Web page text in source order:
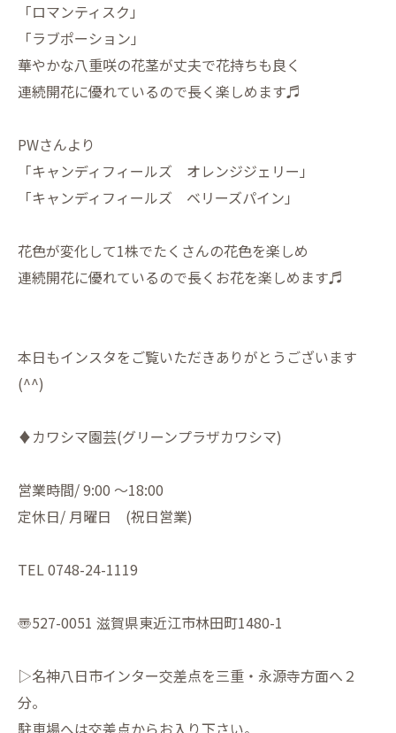
「ロマンティスク」
「ラブポーション」
華やかな八重咲の花茎が丈夫で花持ちも良く
連続開花に優れているので長く楽しめます♬
PWさんより
「キャンディフィールズ オレンジジェリー」
「キャンディフィールズ ベリーズパイン」
花色が変化して1株でたくさんの花色を楽しめ
連続開花に優れているので長くお花を楽しめます♬
本日もインスタをご覧いただきありがとうございます
(^^)
♦︎カワシマ園芸(グリーンプラザカワシマ)
営業時間/ 9:00 〜18:00
定休日/ 月曜日 (祝日営業)
TEL 0748-24-1119
〠527-0051 滋賀県東近江市林田町1480-1
▷名神八日市インター交差点を三重・永源寺方面へ２
分。